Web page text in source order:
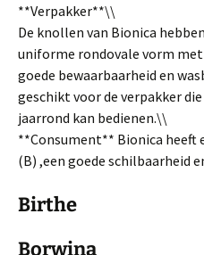
**Verpakker**\\
De knollen van Bionica
uniforme rondovale vorm
goede bewaarbaarheid en
geschikt voor de verpakker
jaarrond kan bedienen.\\
**Consument** Bionica
(B) ,een goede schilbaarheid
Birthe
Borwina